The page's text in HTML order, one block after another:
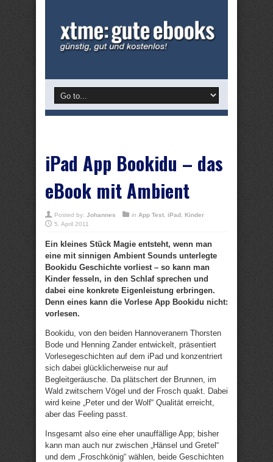
iPad App Bookidu – das
eBook mit Ambient
Posted by: Johannes in App Test iPad Kinder
5. April 2011
Ein kleines Stück Magie entsteht, wenn man
eine mit sinnigen Ambient Sounds unterlegte
Bookidu Geschichte vorliest – so kann man
Kinder fesseln, in den Schlaf sprechen und
dabei eine konkrete Eigenleistung erbringen.
Denn eines kann die Vorlese App Bookidu nicht:
vorlesen.
Bookidu, von den beiden Hannoveranern Thorsten
Bode und Henning Zander entwickelt, präsentiert
Vorlesegeschichten auf dem iPad und konzentriert
sich dabei glücklicherweise nur auf
Begleitgeräusche. Da plätschert der Brunnen, im
Wald zwitschern Vögel und der Frosch quakt. Dabei
wird keine „Peter und der Wolf“ Qualität erreicht,
aber das Feeling passt.
Insgesamt also eine eher unauffällige App; bisher
kann man auch nur zwischen „Hänsel und Gretel“
und dem „Froschkönig“ wählen, beide Geschichten